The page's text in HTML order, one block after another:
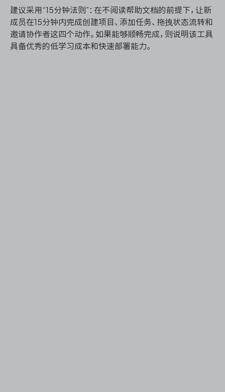
建议采用“15分钟法则”：在不阅读帮助文档的前提下，让新
成员在15分钟内完成创建项目、添加任务、拖拽状态流转和
邀请协作者这四个动作。如果能够顺畅完成，则说明该工具
具备优秀的低学习成本和快速部署能力。